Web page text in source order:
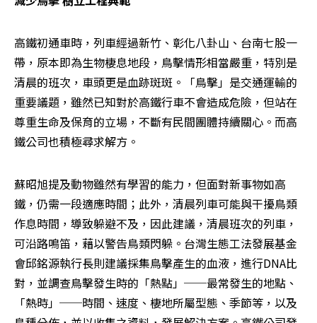
高鐵初通車時，列車經過新竹、彰化八卦山、台南七股一
帶，原本即為生物棲息地段，鳥擊情形相當嚴重，特別是
清晨的班次，車頭更是血跡斑斑。「鳥擊」是交通運輸的
重要議題，雖然已知對於高鐵行車不會造成危險，但站在
尊重生命及保育的立場，不斷有民間團體持續關心。而高
鐵公司也積極尋求解方。
蘇昭旭提及動物雖然有學習的能力，但面對新事物如高
鐵，仍需一段適應時間；此外，清晨列車可能與干擾鳥類
作息時間，導致躲避不及，因此建議，清晨班次的列車，
可沿路鳴笛，藉以警告鳥類閃躲。台灣生態工法發展基金
會邱銘源執行長則建議採集鳥擊產生的血液，進行DNA比
對，並調查鳥擊發生時的「熱點」──最常發生的地點、
「熱時」──時間、速度、棲地所屬型態、季節等，以及